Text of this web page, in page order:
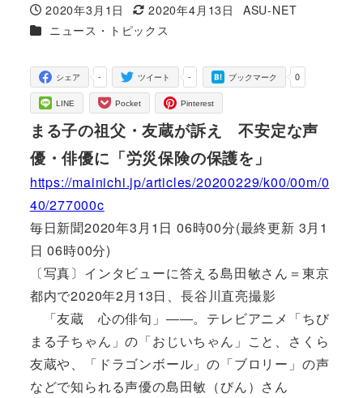
投稿日
2020年3月1日
更新日
2020年4月13日
著
ASU-NET
カテゴリー
ニュース・トピックス
-
シェア -
ツイート 0
ブックマーク
LINE Pocket Pinterest
まる子の祖父・友蔵が訴え 不安定な声
優・俳優に「労災保険の保護を」
https://mainichi.jp/articles/20200229/k00/00m/0
40/277000c
毎日新聞2020年3月1日 06時00分(最終更新 3月1
日 06時00分)
〔写真〕インタビューに答える島田敏さん＝東京
都内で2020年2月13日、長谷川直亮撮影
「友蔵 心の俳句」――。テレビアニメ「ちび
まる子ちゃん」の「おじいちゃん」こと、さくら
友蔵や、「ドラゴンボール」の「ブロリー」の声
などで知られる声優の島田敏（びん）さん